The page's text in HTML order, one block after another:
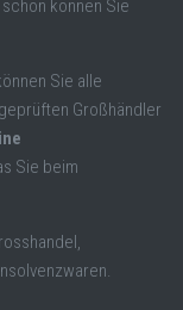
schon können Sie
Sie alle
Großhändler
Sie beim